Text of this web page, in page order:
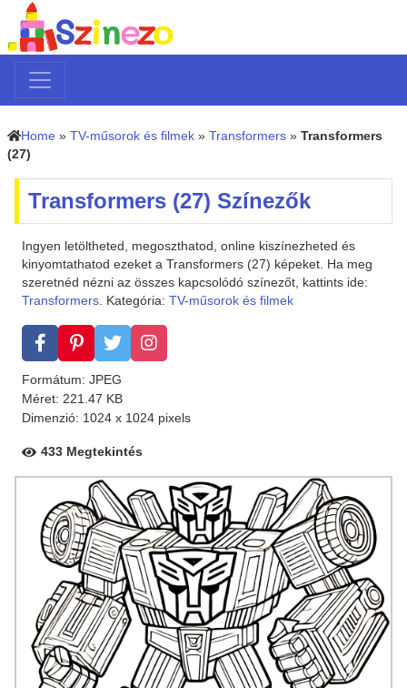
Home » TV-műsorok és filmek » Transformers » Transformers
(27)
Transformers (27) Színezők
Ingyen letöltheted, megoszthatod, online kiszínezheted és
kinyomtathatod ezeket a Transformers (27) képeket. Ha meg
szeretnéd nézni az összes kapcsolódó színezőt, kattints ide:
Transformers. Kategória: TV-műsorok és filmek
Formátum: JPEG
Méret: 221.47 KB
Dimenzió: 1024 x 1024 pixels
433 Megtekintés